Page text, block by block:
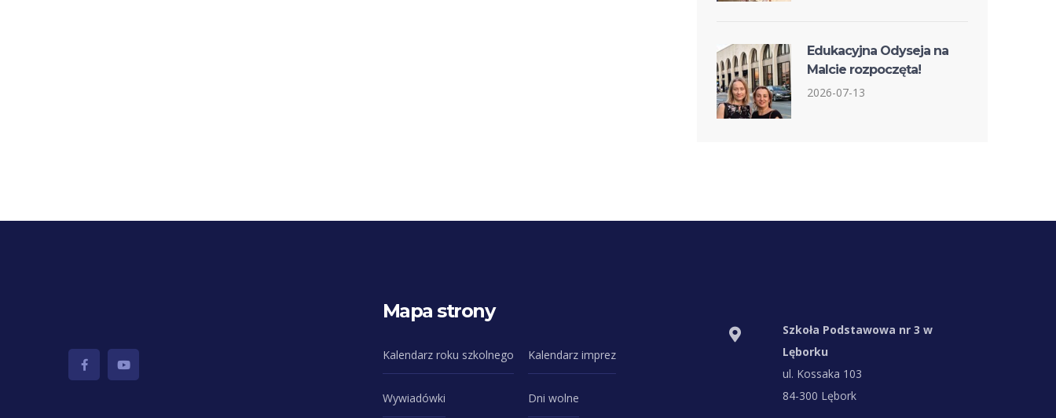
Edukacyjna Odyseja na
Malcie rozpoczęta!
2026-07-13
Mapa strony
Kalendarz roku szkolnego Kalendarz imprez
Wywiadówki Dni wolne
Szkoła Podstawowa nr 3 w
Lęborku
ul. Kossaka 103
84-300 Lębork